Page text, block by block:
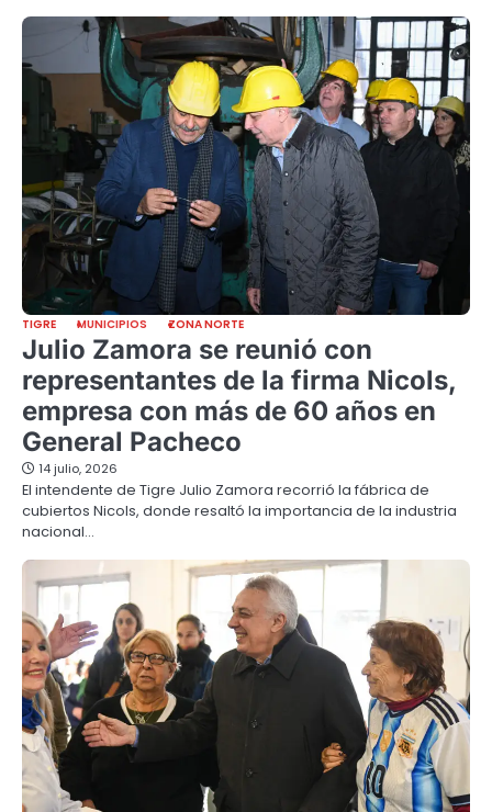
TIGRE MUNICIPIOS ZONA NORTE
Julio Zamora se reunió con
representantes de la firma Nicols,
empresa con más de 60 años en
General Pacheco
14 julio, 2026
El intendente de Tigre Julio Zamora recorrió la fábrica de
cubiertos Nicols, donde resaltó la importancia de la industria
nacional…